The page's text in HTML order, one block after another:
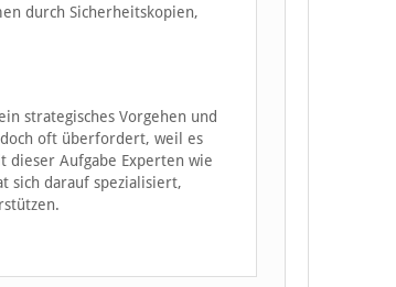
durch Sicherheitskopien,
strategisches Vorgehen und
oft überfordert, weil es
dieser Aufgabe Experten wie
sich darauf spezialisiert,